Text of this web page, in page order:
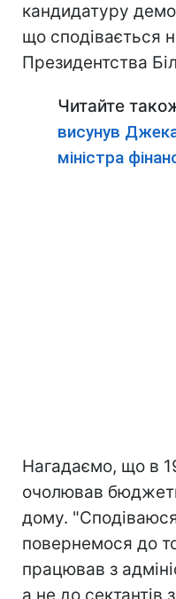
кандидатуру
що сподівається
Президентства
Читайте
висунув
міністра
Нагадаємо, що в
очолював
дому.
повернемося до
працював з